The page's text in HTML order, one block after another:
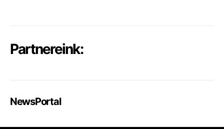
Partnereink:
NewsPortal